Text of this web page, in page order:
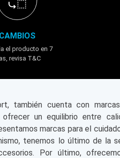
CAMBIOS
el producto en 7
revisa T&C
también cuenta con
un equilibrio entre
marcas para el
tenemos lo último de la
Por último,